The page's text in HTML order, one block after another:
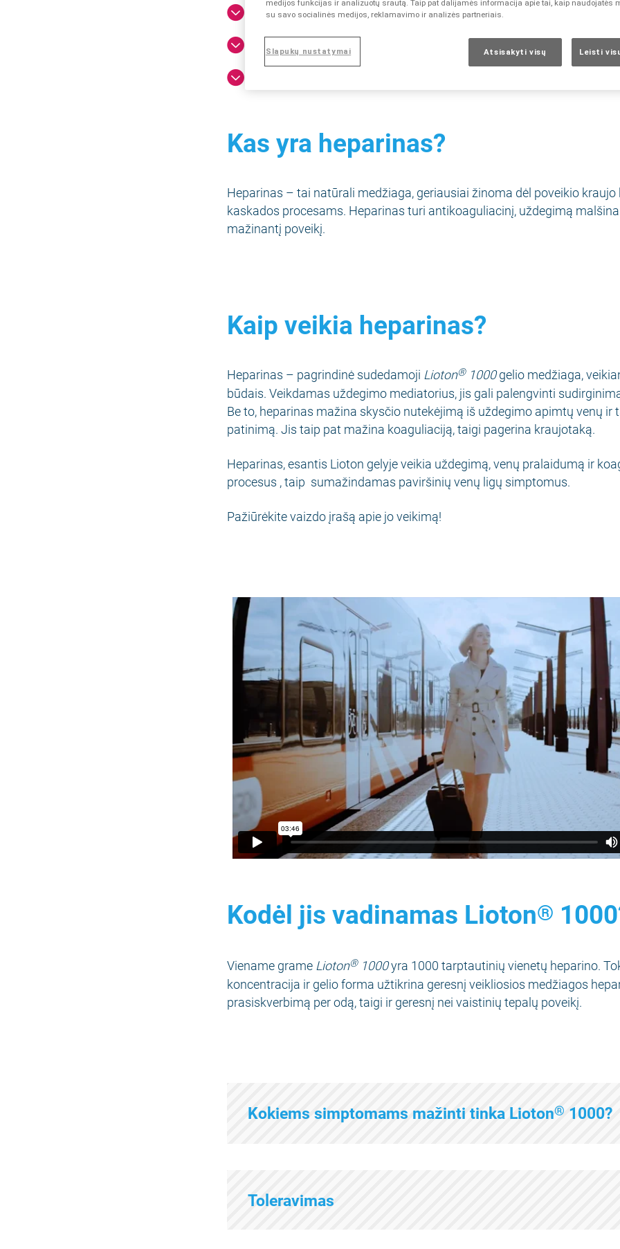
Kas yra heparinas?
Kaip veikia heparinas?
Kas yra heparinas?
Heparinas – tai natūrali medžiaga, geriausiai žinoma dėl poveikio
kaskados procesams. Heparinas turi antikoaguliacinį, uždegimą
mažinantį poveikį.
Kaip veikia heparinas?
Heparinas – pagrindinė sudedamoji Lioton®1000gelio medžiaga,
būdais. Veikdamas uždegimo mediatorius, jis gali palengvinti
Be to, heparinas mažina skysčio nutekėjimą iš uždegimo apimtų venų ir
patinimą. Jis taip pat mažina koaguliaciją, taigi pagerina kraujotaką.
Heparinas, esantis Lioton gelyje veikia uždegimą, venų pralaidumą ir
procesus , taip sumažindamas paviršinių venų ligų simptomus.
Pažiūrėkite vaizdo įrašą apie jo veikimą!
Video
Player
Kodėl jis vadinamas Lioton®
Viename grame Lioton®1000yra 1000 tarptautinių vienetų heparino.
koncentracija ir gelio forma užtikrina geresnį veikliosios medžiagos
prasiskverbimą per odą, taigi ir geresnį nei vaistinių tepalų poveikį.
Kokiems simptomams mažinti tinka Lioton® 1000?
Toleravimas
medijos funkcijas ir analizuotų srautą. Taip pat dalijamės informacija apie tai, kaip naudojatės
su savo socialinės medijos, reklamavimo ir analizės partneriais.
Atsisakyti visų Leisti
Slapukų nustatymai